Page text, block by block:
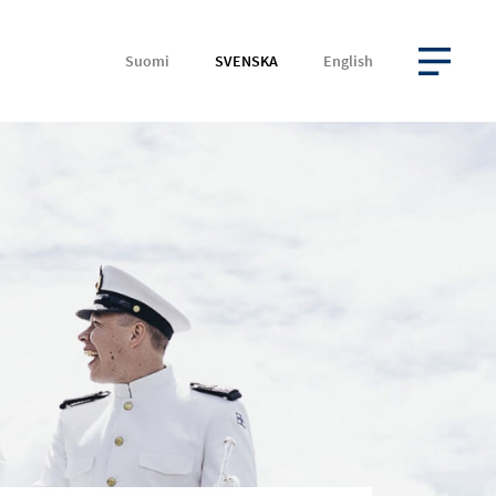
Suomi SVENSKA English
ÖPPNA MENYN